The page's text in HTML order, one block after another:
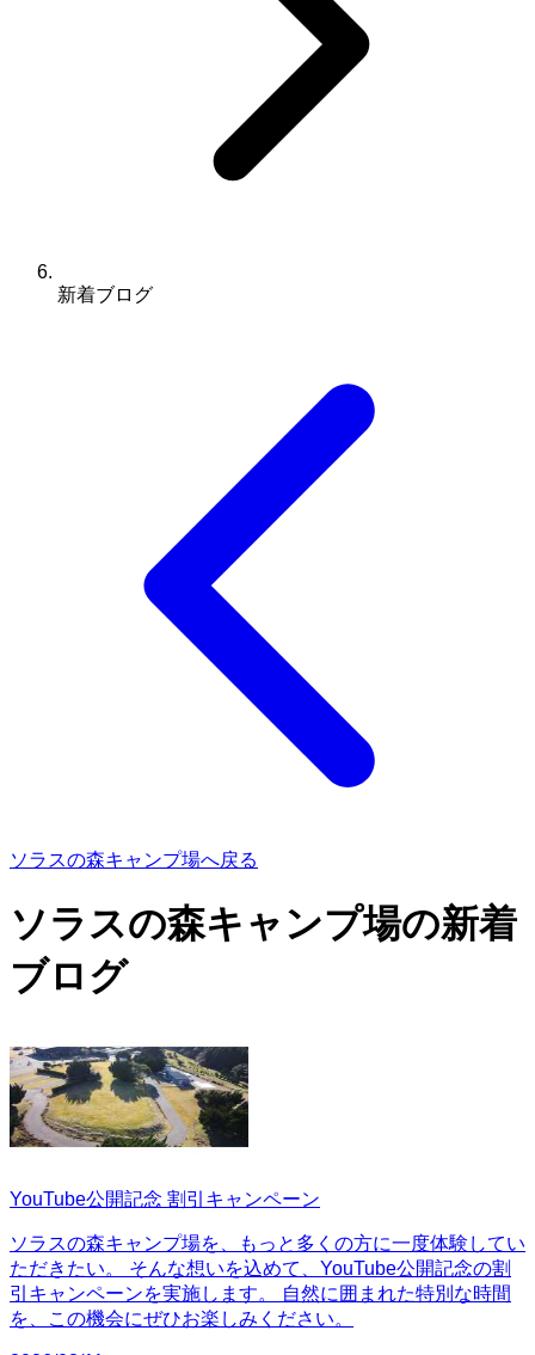
新着ブログ
ソラスの森キャンプ場へ戻る
ソラスの森キャンプ場の新着
ブログ
YouTube公開記念 割引キャンペーン
ソラスの森キャンプ場を、もっと多くの方に一度体験してい
ただきたい。 そんな想いを込めて、YouTube公開記念の割
引キャンペーンを実施します。 自然に囲まれた特別な時間
を、この機会にぜひお楽しみください。